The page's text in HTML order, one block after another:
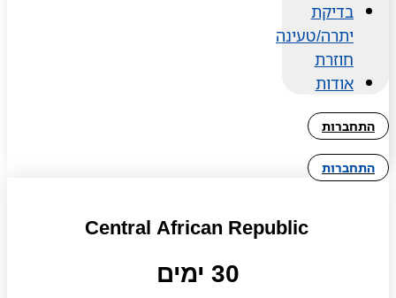
בדיקת
יתרה/טעינה
חוזרת
אודות
התחברות
התחברות
Central African Republic
30 ימים